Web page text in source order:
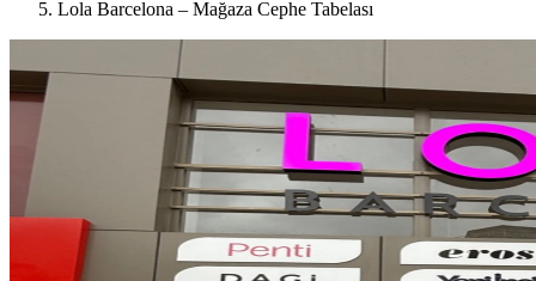
Lola Barcelona – Mağaza Cephe Tabelası